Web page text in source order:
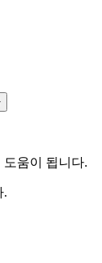
도움이 됩니다.
.